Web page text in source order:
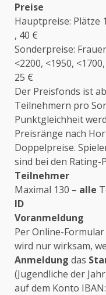
Preise
Hauptpreise: Plätze
, 40 €
Sonderpreise:
<2200, <1950,
25 €
Der Preisfonds ist
Teilnehmern pro
Punktgleichheit
Preisränge nach
Doppelpreise.
sind bei den Rating-
Teilnehmer
Maximal 130 – alle
ID
Voranmeldung
Per Online-
wird nur wirksam,
Anmeldung das
(Jugendliche der
auf dem Konto